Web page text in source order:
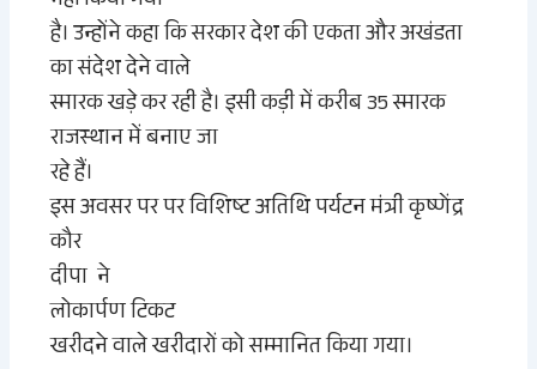
है। उन्होंने कहा कि सरकार देश की एकता और अखंडता
का संदेश देने वाले
स्मारक खड़े कर रही है। इसी कड़ी में करीब 35 स्मारक
राजस्थान में बनाए जा
रहे हैं।
इस अवसर पर पर विशिष्ट अतिथि पर्यटन मंत्री कृष्णेंद्र
कौर
दीपा ने
लोकार्पण टिकट
खरीदने वाले खरीदारों को सम्मानित किया गया।